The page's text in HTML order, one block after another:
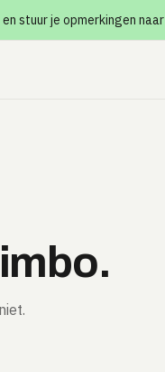
stuur je opmerkingen naar